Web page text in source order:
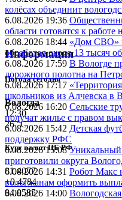
колёсах объединит
6.08.2026 19:36
области готовятся к работе
6.08.2026 18:44 «Дом СВО»
обработал около 13 тысяч
6.08.2026 17:59 В Вологде
дорожного полотна на
6.08.2026 17:17
школьников из Алчевска в
6.08.2026 16:20 Сельские
получат жилье с правом
6.08.2026 15:42 Детская
поддержку РФС
6.08.2026 15:08
приготовили округа
6.08.2026 14:31 Робот Макс
вологжанам оформить
6.08.2026 14:00
Информация
Погода сегодня
Вологда
12:30
26 °C
Курс валют ЦБ РФ
81.4077
+0.4784
94.0585